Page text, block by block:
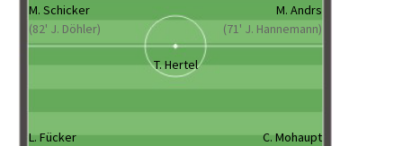
M. Schicker
(82' J. Döhler)
M. Andrs
(71' J. Hannemann)
T. Hertel
L. Fücker C. Mohaupt